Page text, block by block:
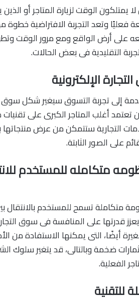
يمتلكون الوقت لزيارة المتاجر أو
فعليًا وتعد التجربة الافتراضية خطوة
على أرض الواقع ومع مرور الوقت
التقليدية فى بعض الحالات.
الإلكترونية
إلى تجربة التسوق سيغير شكل سوق
أغلب المتاجر الكبرى على
التجارية ستتمكن من عرض منتجاتها
على الصور الثابتة.
متكامله للمستخدم
متكاملة تسمح للمستخدم بالانتقال
قدرتها على المنافسة فى سوق
أيضًا، التى يمكنها الاستفادة من
ضخمة وبالتالى، قد يتغير سلوك
الفعلية.
للتقنية